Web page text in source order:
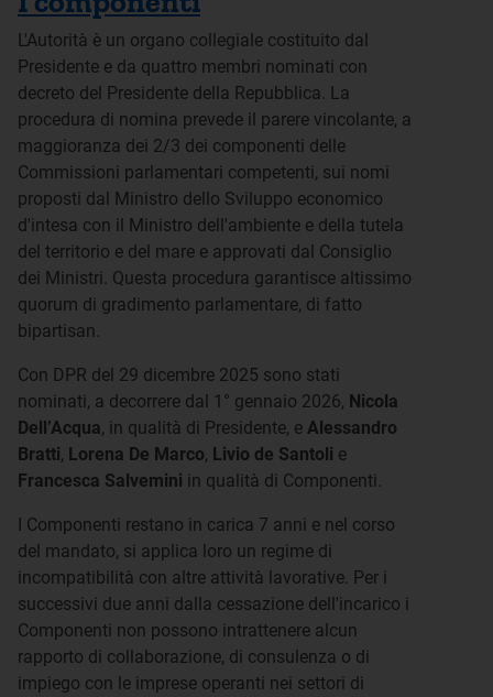
L'Autorità è un organo collegiale costituito dal
Presidente e da quattro membri nominati con
decreto del Presidente della Repubblica. La
procedura di nomina prevede il parere vincolante, a
maggioranza dei 2/3 dei componenti delle
Commissioni parlamentari competenti, sui nomi
proposti dal Ministro dello Sviluppo economico
d'intesa con il Ministro dell'ambiente e della tutela
del territorio e del mare e approvati dal Consiglio
dei Ministri. Questa procedura garantisce altissimo
quorum di gradimento parlamentare, di fatto
bipartisan.
Con DPR del 29 dicembre 2025 sono stati
nominati, a decorrere dal 1° gennaio 2026, Nicola
Dell’Acqua, in qualità di Presidente, e Alessandro
Bratti, Lorena De Marco, Livio de Santoli e
Francesca Salvemini in qualità di Componenti.
I Componenti restano in carica 7 anni e nel corso
del mandato, si applica loro un regime di
incompatibilità con altre attività lavorative. Per i
successivi due anni dalla cessazione dell'incarico i
Componenti non possono intrattenere alcun
rapporto di collaborazione, di consulenza o di
impiego con le imprese operanti nei settori di